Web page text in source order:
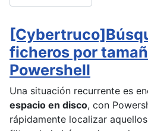
ficheros por
Powershell
Una situación recurrente es
espacio en disco, con
rápidamente localizar